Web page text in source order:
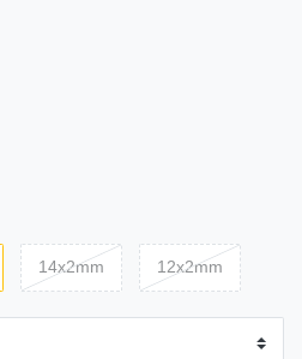
14x2mm 12x2mm